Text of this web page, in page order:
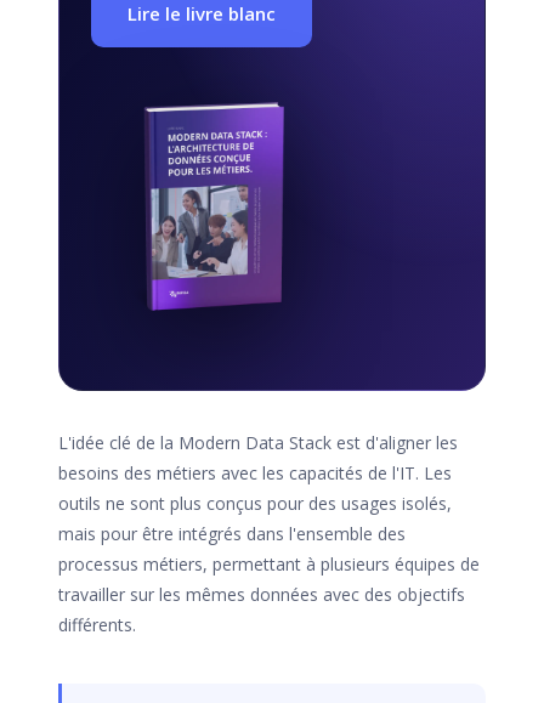
Lire le livre blanc
L'idée clé de la Modern Data Stack est d'aligner les
besoins des métiers avec les capacités de l'IT. Les
outils ne sont plus conçus pour des usages isolés,
mais pour être intégrés dans l'ensemble des
processus métiers, permettant à plusieurs équipes de
travailler sur les mêmes données avec des objectifs
différents.